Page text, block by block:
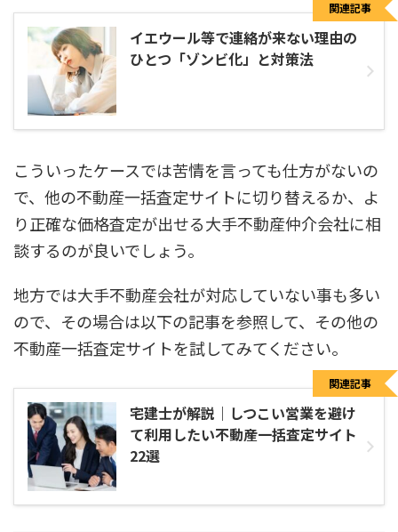
イエウール等で連絡が来ない理由の
ひとつ「ゾンビ化」と対策法
関連記事
こういったケースでは苦情を言っても仕方がないの
で、他の不動産一括査定サイトに切り替えるか、よ
り正確な価格査定が出せる大手不動産仲介会社に相
談するのが良いでしょう。
地方では大手不動産会社が対応していない事も多い
ので、その場合は以下の記事を参照して、その他の
不動産一括査定サイトを試してみてください。
宅建士が解説｜しつこい営業を避け
て利用したい不動産一括査定サイト
22選
関連記事